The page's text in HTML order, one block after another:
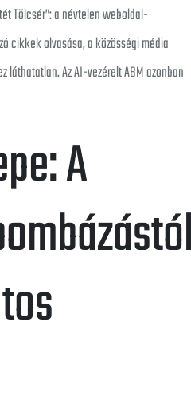
Tölcsér”: a névtelen weboldal-
cikkek olvasása, a közösségi média
láthatatlan. Az AI-vezérelt ABM azonban
A